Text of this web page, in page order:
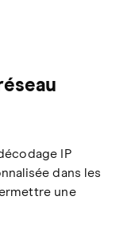
IP
dans les
une